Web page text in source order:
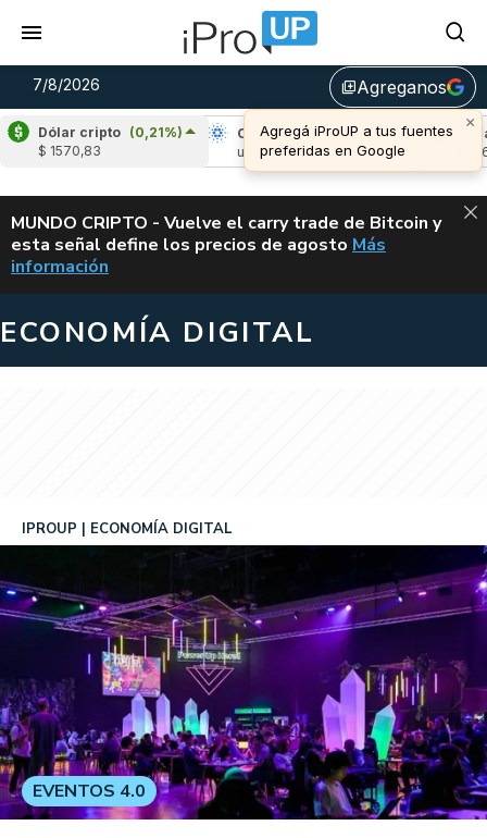
7/8/2026 library_addAgreganos
×
Agregá iProUP a tus fuentes
preferidas en Google
Dólar cripto (0,21%)
$ 1570,83
(-1,57%)
Cardano
(4,80%)
u$s 0,20
Avalanche
ALERTA
MUNDO CRIPTO - Vuelve el carry trade de Bitcoin y
esta señal define los precios de agosto VUELVE EL
Más
información
ECONOMÍA DIGITAL
IPROUP ECONOMÍA DIGITAL
EVENTOS 4.0